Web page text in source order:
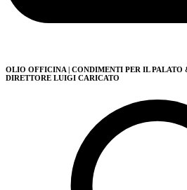
OLIO OFFICINA | CONDIMENTI PER IL PALATO
DIRETTORE LUIGI CARICATO